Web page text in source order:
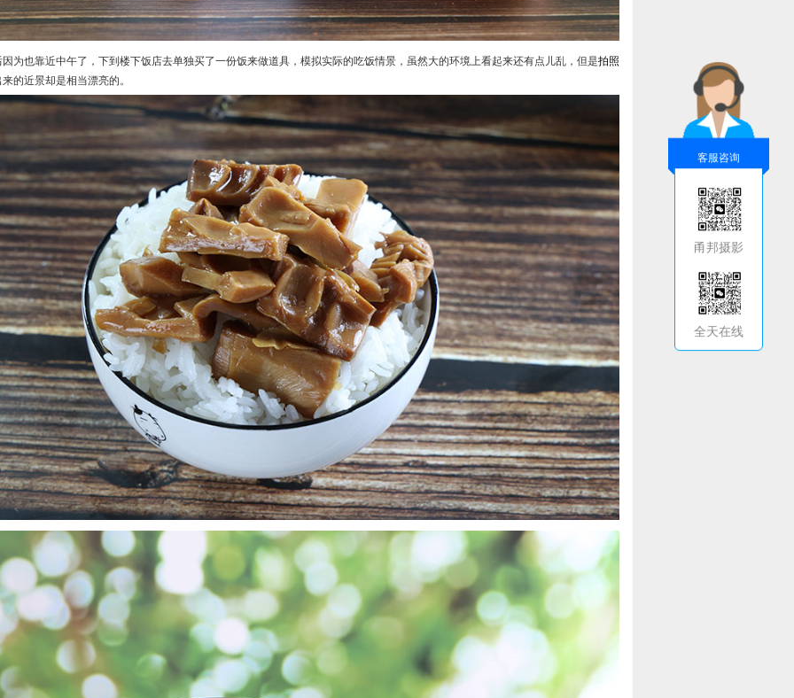
因为也靠近中午了，下到楼下饭店去单独买了一份饭来做道具，模拟实际的吃饭情景，虽然大的环境上看起来还有点儿乱，但是拍照
的近景却是相当漂亮的。
客服咨询
甬邦摄影
全天在线